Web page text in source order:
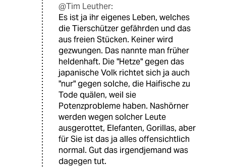
@Tim Leuther:
Es ist ja ihr eigenes Leben, welches
die Tierschützer gefährden und das
aus freien Stücken. Keiner wird
gezwungen. Das nannte man früher
heldenhaft. Die "Hetze" gegen das
japanische Volk richtet sich ja auch
"nur" gegen solche, die Haifische zu
Tode quälen, weil sie
Potenzprobleme haben. Nashörner
werden wegen solcher Leute
ausgerottet, Elefanten, Gorillas, aber
für Sie ist das ja alles offensichtlich
normal. Gut das irgendjemand was
dagegen tut.